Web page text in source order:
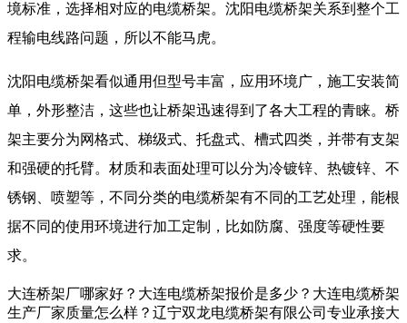
境标准，选择相对应的电缆桥架。沈阳电缆桥架关系到整个工
程输电线路问题，所以不能马虎。
沈阳电缆桥架看似通用但型号丰富，应用环境广，施工安装简
单，外形整洁，这些也让桥架迅速得到了各大工程的青睐。桥
架主要分为网格式、梯级式、托盘式、槽式四类，并带有支架
和强硬的托臂。材质和表面处理可以分为冷镀锌、热镀锌、不
锈钢、喷塑等，不同分类的电缆桥架有不同的工艺处理，能根
据不同的使用环境进行加工定制，比如防腐、强度等硬性要
求。
大连桥架厂哪家好？大连电缆桥架报价是多少？大连电缆桥架
生产厂家质量怎么样？辽宁双龙电缆桥架有限公司专业承接大